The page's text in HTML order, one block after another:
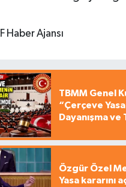
Haber Ajansı
TBMM Genel
“Çerçeve
Dayanışma ve
Özgür Özel
Yasa kararını